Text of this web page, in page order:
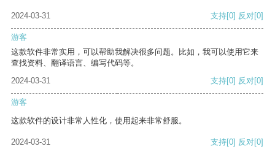
2024-03-31 支持[0] 反对[0]
游客
这款软件非常实用，可以帮助我解决很多问题。比如，我可以使用它来
查找资料、翻译语言、编写代码等。
2024-03-31
支持[0] 反对[0]
游客
这款软件的设计非常人性化，使用起来非常舒服。
2024-03-31 支持[0] 反对[0]